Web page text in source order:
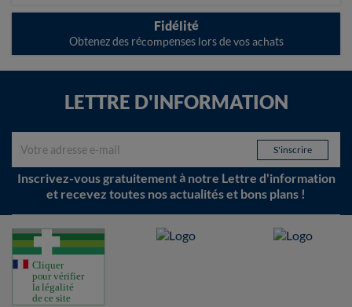
Fidélité
Obtenez des récompenses lors de vos achats
LETTRE D'INFORMATION
Inscrivez-vous gratuitement à notre Lettre d'information
et recevez toutes nos actualités et bons plans !